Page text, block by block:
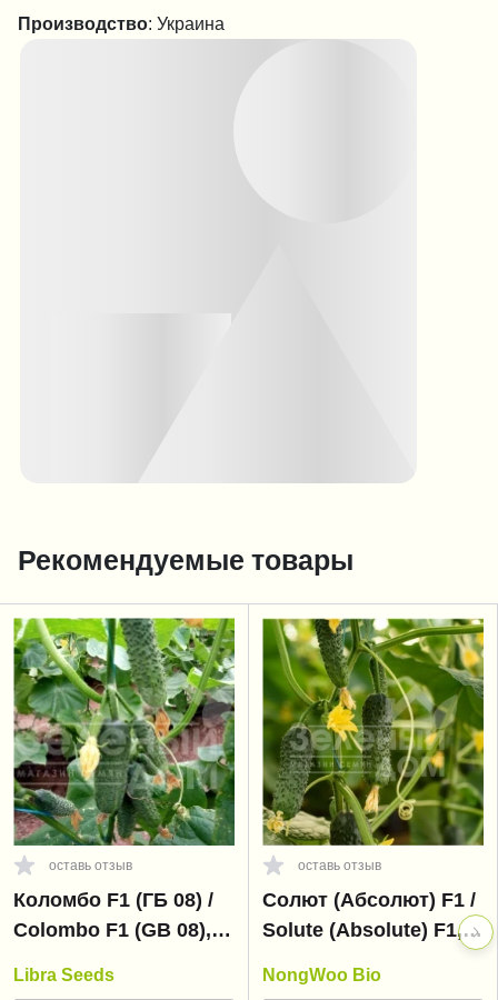
Производство: Украина
Рекомендуемые товары
оставь отзыв
Коломбо F1 (ГБ 08) /
Colombo F1 (GВ 08),
Libra Seeds
оставь отзыв
Солют (Абсолют) F1 /
Solute (Absolute) F1,
NongWoo Bio